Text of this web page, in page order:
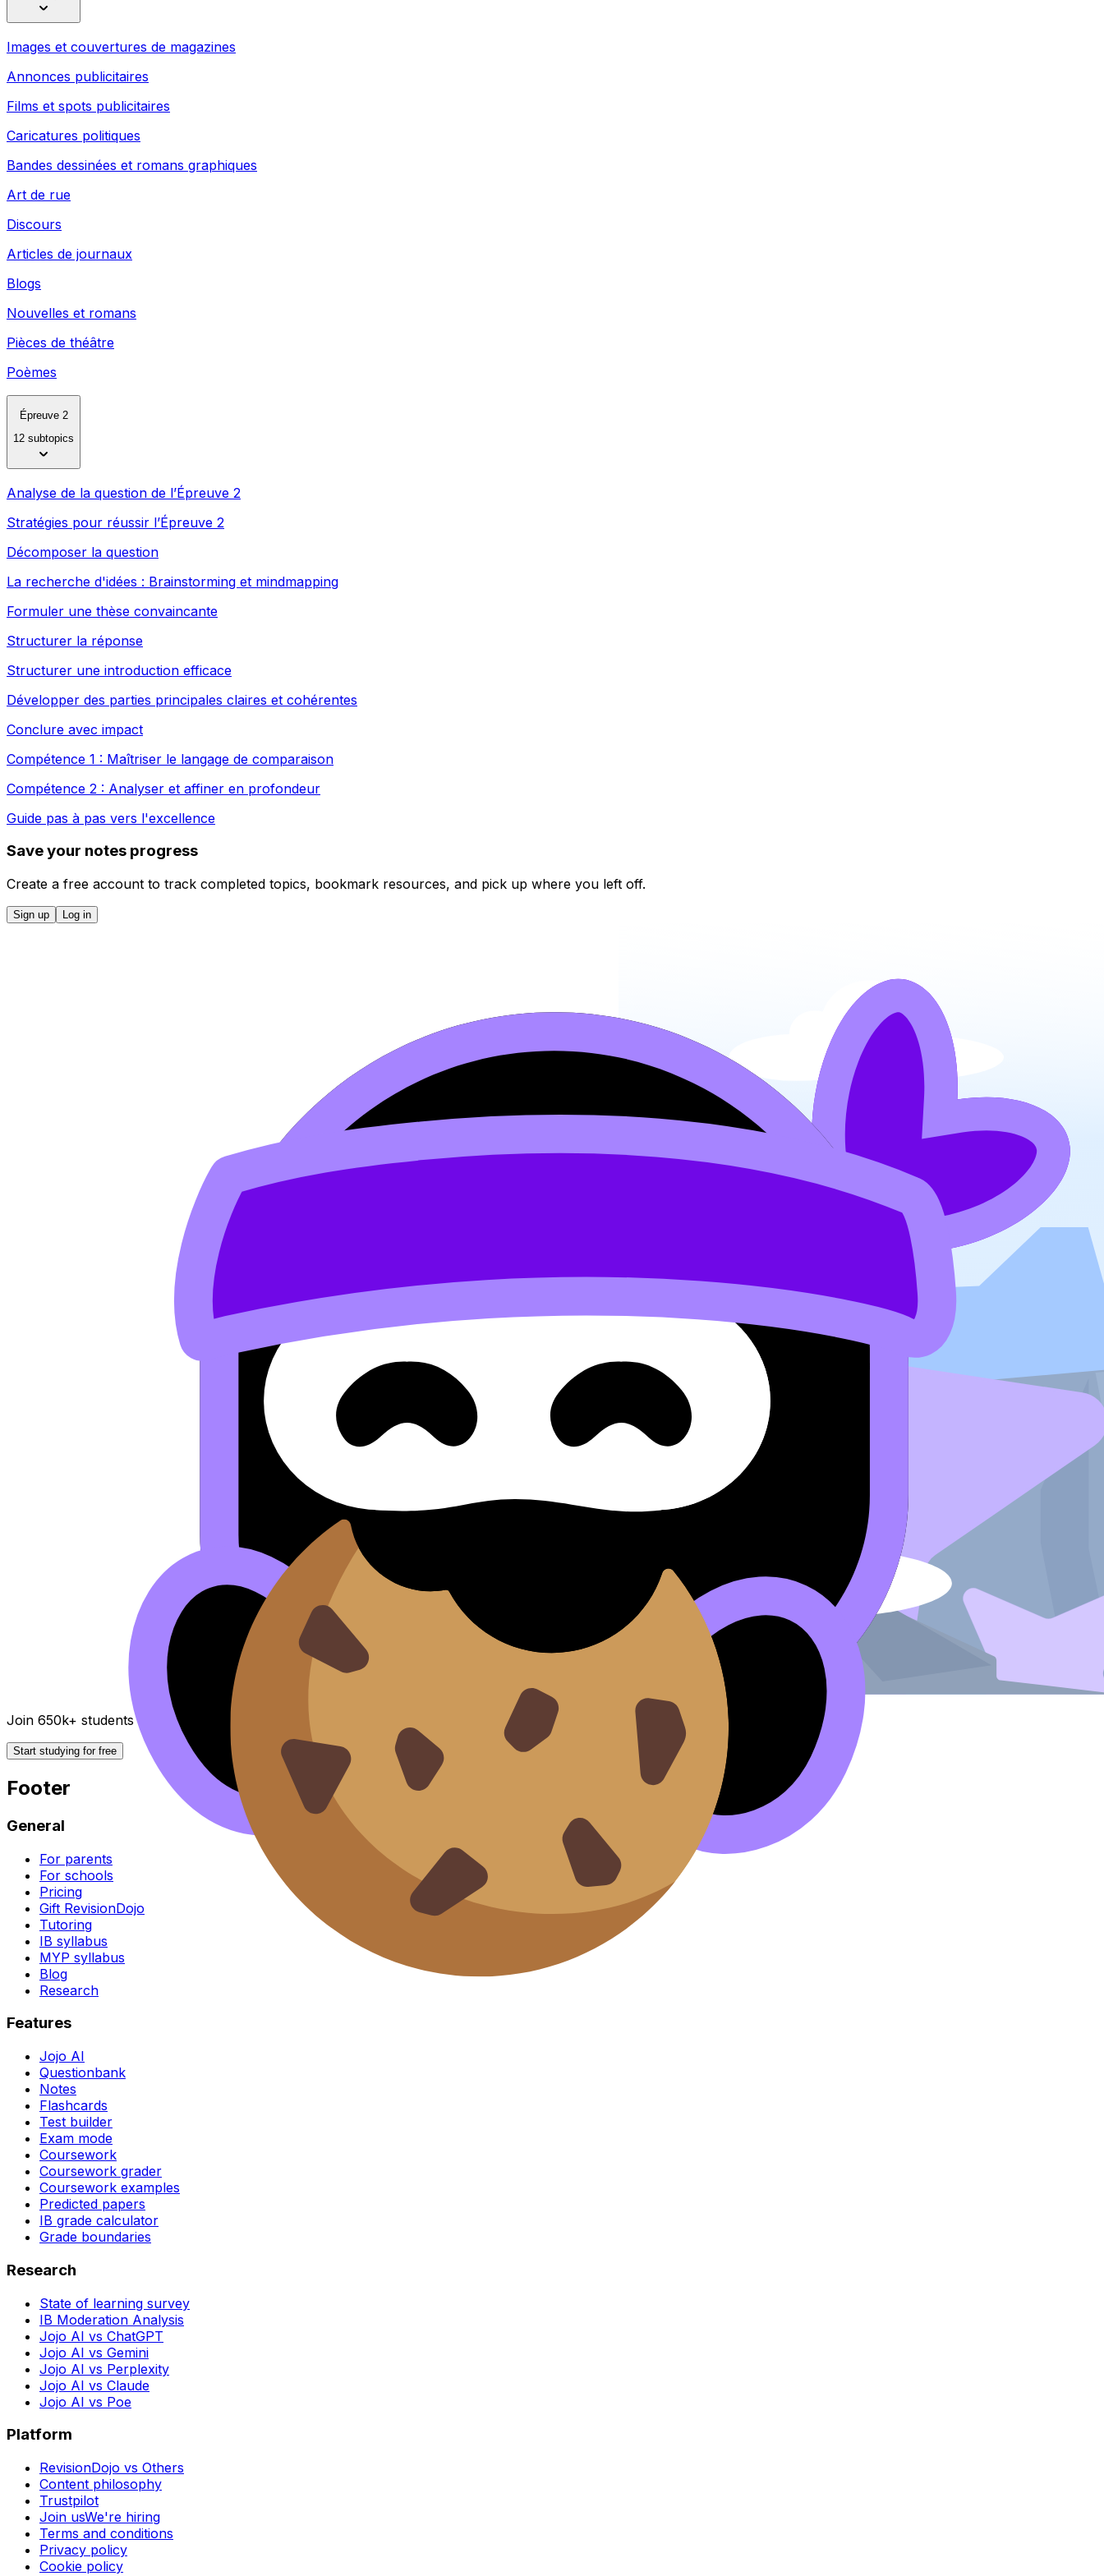
Images et couvertures de magazines
Annonces publicitaires
Films et spots publicitaires
Caricatures politiques
Bandes dessinées et romans graphiques
Art de rue
Discours
Articles de journaux
Blogs
Nouvelles et romans
Pièces de théâtre
Poèmes
Épreuve 2
12 subtopics
Analyse de la question de l’Épreuve 2
Stratégies pour réussir l’Épreuve 2
Décomposer la question
La recherche d'idées : Brainstorming et mindmapping
Formuler une thèse convaincante
Structurer la réponse
Structurer une introduction efficace
Développer des parties principales claires et cohérentes
Conclure avec impact
Compétence 1 : Maîtriser le langage de comparaison
Compétence 2 : Analyser et affiner en profondeur
Guide pas à pas vers l'excellence
Save your notes progress
Create a free account to track completed topics, bookmark resources, and pick up where you left off.
Sign up Log in
Join 650k+ students breezing through the IB
Start studying for free
Footer
General
For parents
For schools
Pricing
Gift RevisionDojo
Tutoring
IB syllabus
MYP syllabus
Blog
Research
Features
Jojo AI
Questionbank
Notes
Flashcards
Test builder
Exam mode
Coursework
Coursework grader
Coursework examples
Predicted papers
IB grade calculator
Grade boundaries
Research
State of learning survey
IB Moderation Analysis
Jojo AI vs ChatGPT
Jojo AI vs Gemini
Jojo AI vs Perplexity
Jojo AI vs Claude
Jojo AI vs Poe
Platform
RevisionDojo vs Others
Content philosophy
Trustpilot
Join usWe're hiring
Terms and conditions
Privacy policy
Cookie policy